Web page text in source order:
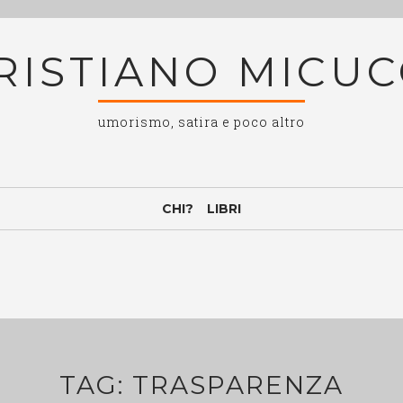
umorismo, satira e poco altro
CHI? LIBRI
TAG: TRASPARENZA